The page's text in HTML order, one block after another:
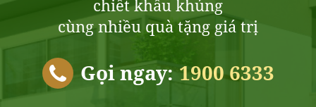
chiết khấu khủng
cùng nhiều quà tặng giá trị
Gọi ngay: 1900 6333